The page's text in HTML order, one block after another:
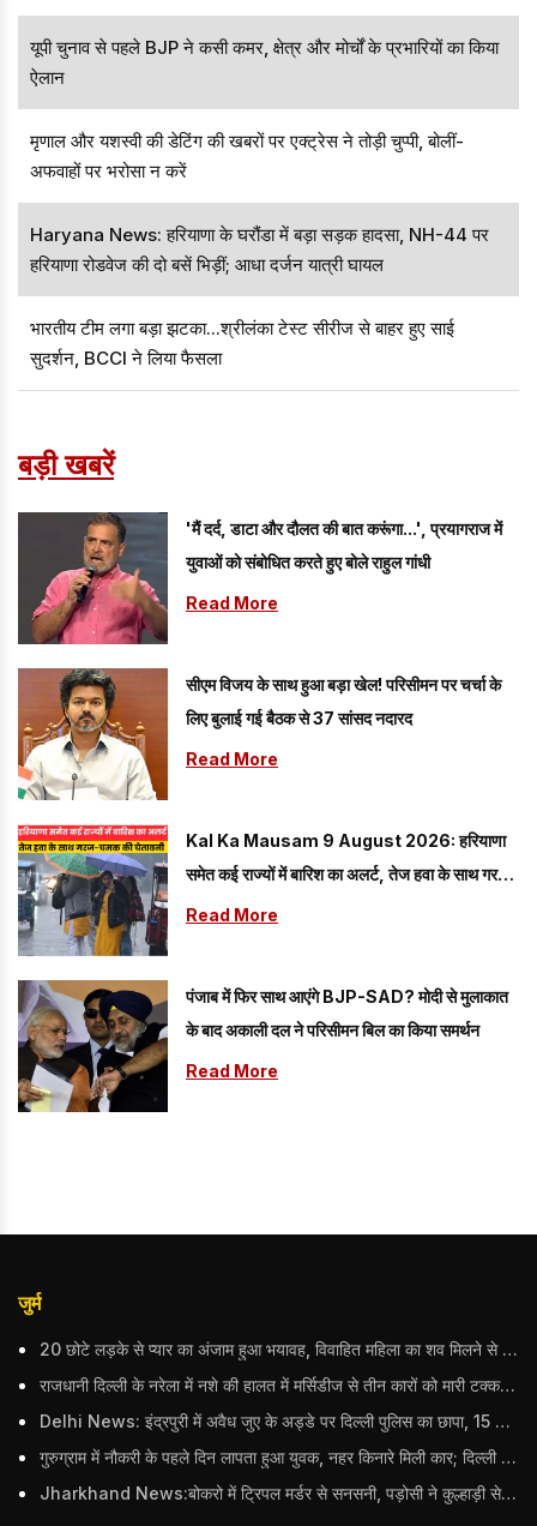
यूपी चुनाव से पहले BJP ने कसी कमर, क्षेत्र और मोर्चों के प्रभारियों का किया
ऐलान
मृणाल और यशस्वी की डेटिंग की खबरों पर एक्ट्रेस ने तोड़ी चुप्पी, बोलीं-
अफवाहों पर भरोसा न करें
Haryana News: हरियाणा के घरौंडा में बड़ा सड़क हादसा, NH-44 पर
हरियाणा रोडवेज की दो बसें भिड़ीं; आधा दर्जन यात्री घायल
भारतीय टीम लगा बड़ा झटका...श्रीलंका टेस्ट सीरीज से बाहर हुए साई
सुदर्शन, BCCI ने लिया फैसला
बड़ी खबरें
'मैं दर्द, डाटा और दौलत की बात करूंगा...', प्रयागराज में
युवाओं को संबोधित करते हुए बोले राहुल गांधी
Read More
सीएम विजय के साथ हुआ बड़ा खेल! परिसीमन पर चर्चा के
लिए बुलाई गई बैठक से 37 सांसद नदारद
Read More
Kal Ka Mausam 9 August 2026: हरियाणा
समेत कई राज्यों में बारिश का अलर्ट, तेज हवा के साथ गरज-
चमक की चेतावनी
Read More
पंजाब में फिर साथ आएंगे BJP-SAD? मोदी से मुलाकात
के बाद अकाली दल ने परिसीमन बिल का किया समर्थन
Read More
जुर्म
20 छोटे लड़के से प्यार का अंजाम हुआ भयावह, विवाहित महिला का शव मिलने से मचा हड़कंप
राजधानी दिल्ली के नरेला में नशे की हालत में मर्सिडीज से तीन कारों को मारी टक्कर, बुजुर्ग महिला की मौत; हिरासत में आरोपी
Delhi News: इंद्रपुरी में अवैध जुए के अड्डे पर दिल्ली पुलिस का छापा, 15 जुआरियों को पकड़ा; ₹3.61 लाख नकद और अन्य सामान बरामद
गुरुग्राम में नौकरी के पहले दिन लापता हुआ युवक, नहर किनारे मिली कार; दिल्ली पुलिस ने दर्ज की FIR
Jharkhand News:बोकरो में ट्रिपल मर्डर से सनसनी, पड़ोसी ने कुल्हाड़ी से पति-पत्नी और बहु की हत्या की